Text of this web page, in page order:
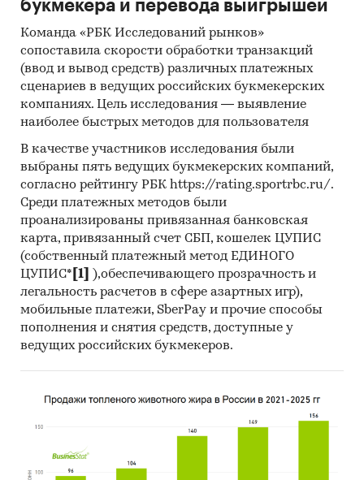
- Сбыт - Гибкая сбытовая политика
позволят обеспечить выполнение
количественных показателей плана сбыта.
Реализация будет осуществляться через
несколько каналов сбыта: рестораны, кофейни,
розничные магазины, гостиницы,
образовательные учреждения и собственный
магазин. При успешной работе пекарни и
развитии бизнеса возможно расширить
каналы сбыта путем открытия собственной
кофейни.
- Продвижение - Для привлечения
крупных клиентов оправдано использовать
прямой маркетинг, которым должен
заниматься сам руководитель создаваемого
предприятия. Кроме того, является также
обоснованной прямая почтовая рассылка,
организация дегустаций, участие в отраслевых
выставках, создание и продвижение сайта в
интернете. Конкурентный анализ показывает,
что большинство локальных конкурентов не
имеет собственных сайтов, что является
положительным моментом для новых игроков
букмекера и перевода выигрышей
Команда «РБК Исследований рынков»
сопоставила скорости обработки транзакций
(ввод и вывод средств) различных платежных
сценариев в ведущих российских букмекерских
компаниях. Цель исследования — выявление
наиболее быстрых методов для пользователя
В качестве участников исследования были
выбраны пять ведущих букмекерских компаний,
согласно рейтингу РБК https://rating.sportrbc.ru/.
Среди платежных методов были
проанализированы привязанная банковская
карта, привязанный счет СБП, кошелек ЦУПИС
(собственный платежный метод ЕДИНОГО
ЦУПИС* [1]
),обеспечивающего прозрачность и
легальность расчетов в сфере азартных игр),
мобильные платежи, SberPay и прочие способы
пополнения и снятия средств, доступные у
ведущих российских букмекеров.